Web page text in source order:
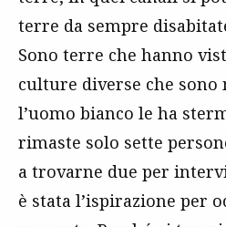
terre da sempre
Sono terre che hanno
culture diverse che
l’uomo bianco le ha
rimaste solo sette
a trovarne due per
è stata l’ispirazione per